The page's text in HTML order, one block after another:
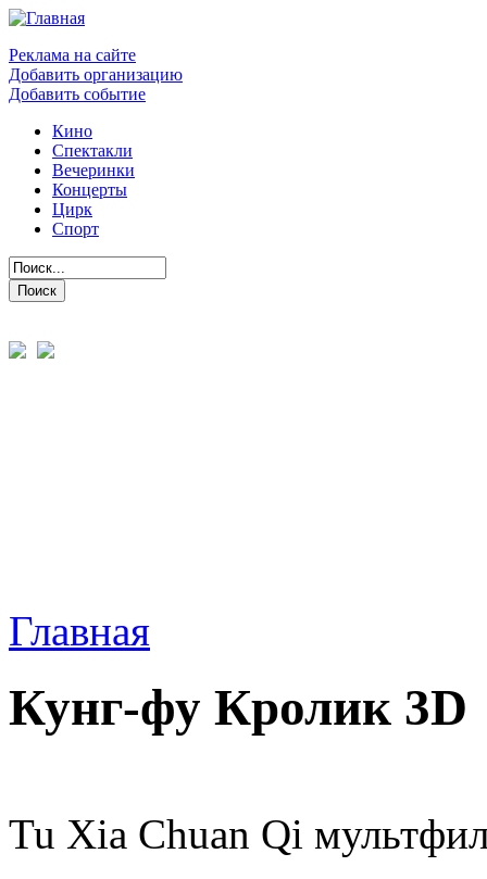
Реклама на сайте
Добавить организацию
Добавить событие
Кино
Спектакли
Вечеринки
Концерты
Цирк
Спорт
Главная
Кунг-фу Кролик 3D
Tu Xia Chuan Qi